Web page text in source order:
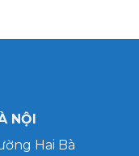
NỘI
Hai Bà